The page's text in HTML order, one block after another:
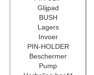
Glijpad
BUSH
Lagers
Invoer
PIN-HOLDER
Beschermer
Pump